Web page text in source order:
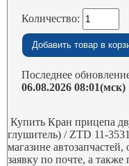
Количество:
Последнее
06.08.2026 08:01(мск)
Купить Кран прицепа
глушитель) / ZTD 11-
магазине
заявку по почте, а